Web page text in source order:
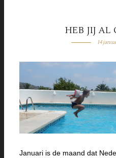
HEB JIJ AL
14
Januari is de maand dat